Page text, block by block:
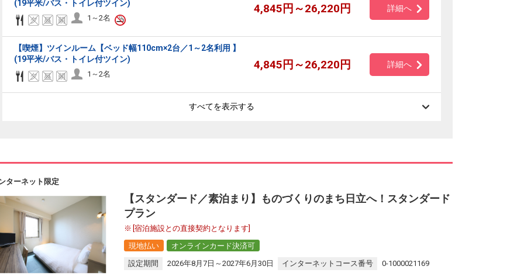
(19平米/バス・トイレ付ツイン)
1～2名
4,845円～26,220円 詳細へ
【喫煙】ツインルーム【ベッド幅110cm×2台／1～2名利用 】
(19平米/バス・トイレ付ツイン)
1～2名
4,845円～26,220円 詳細へ
すべてを表示する
ターネット限定
【スタンダード／素泊まり】ものづくりのまち日立へ！スタンダード
プラン
[宿泊施設との直接契約となります]
現地払い
オンラインカード決済可
設定期間
2026年8月7日～2027年6月30日 インターネットコース番号 0-1000021169